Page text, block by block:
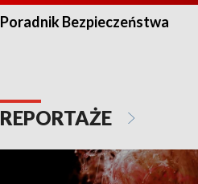
Poradnik Bezpieczeństwa
REPORTAŻE